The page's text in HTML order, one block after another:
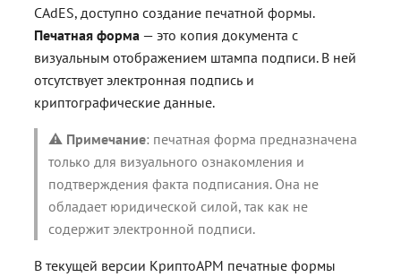
CAdES, доступно создание печатной формы.
Печатная форма — это копия документа с
визуальным отображением штампа подписи. В ней
отсутствует электронная подпись и
криптографические данные.
⚠️ Примечание: печатная форма предназначена
только для визуального ознакомления и
подтверждения факта подписания. Она не
обладает юридической силой, так как не
содержит электронной подписи.
В текущей версии КриптоАРМ печатные формы